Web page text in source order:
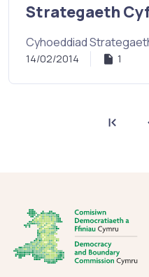
Strategaeth
Cyhoeddiad
14/02/2014 1